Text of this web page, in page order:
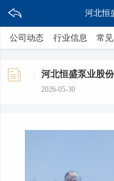
河北恒
公司动态 行业信息 常
河北恒盛泵业股
2026-05-30